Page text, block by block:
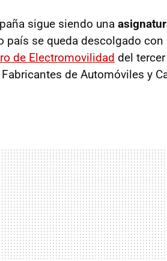
sigue siendo una
país se queda descolgado con
de Electromovilidad del
de Automóviles y